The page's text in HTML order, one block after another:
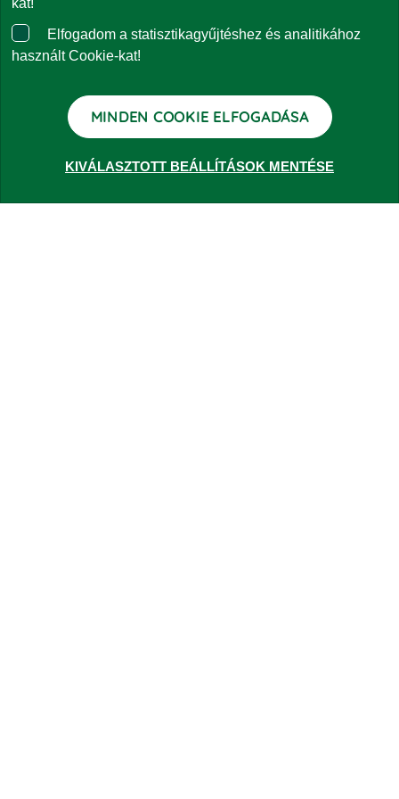
Panaszkezelés
Kapcsolat
Elfogadom a statisztikagyűjtéshez és analitikához
használt Cookie-kat!
MINDEN COOKIE ELFOGADÁSA
KIVÁLASZTOTT BEÁLLÍTÁSOK MENTÉSE